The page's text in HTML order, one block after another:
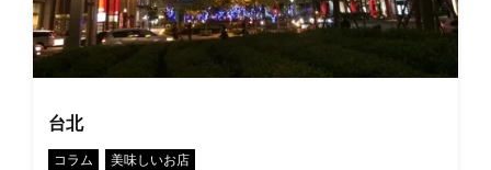
台北
コラム 美味しいお店